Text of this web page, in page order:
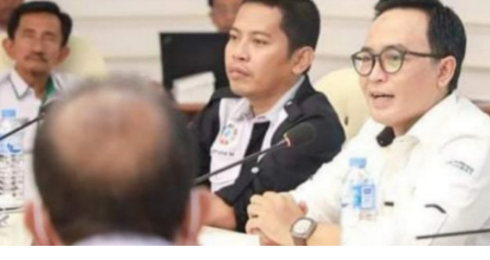
Gaya Hidup
Kesehatan Kuliner
Iptek
Pendidikan Ilmiah